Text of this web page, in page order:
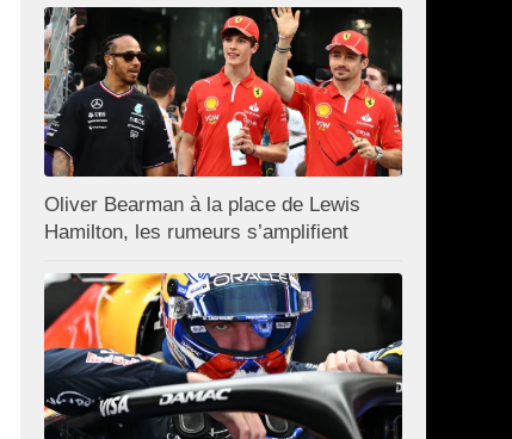
Oliver Bearman à la place de Lewis
Hamilton, les rumeurs s’amplifient